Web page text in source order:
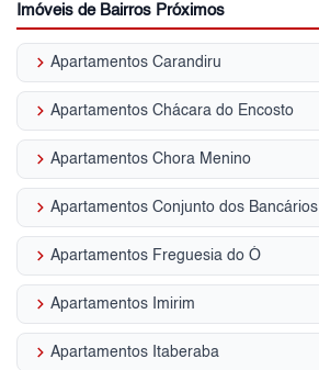
Imóveis de Bairros Próximos
keyboard_arrow_right Apartamentos Carandiru
keyboard_arrow_right Apartamentos Chácara do Encosto
keyboard_arrow_right Apartamentos Chora Menino
keyboard_arrow_right Apartamentos Conjunto dos Bancários
keyboard_arrow_right Apartamentos Freguesia do Ó
keyboard_arrow_right Apartamentos Imirim
keyboard_arrow_right Apartamentos Itaberaba